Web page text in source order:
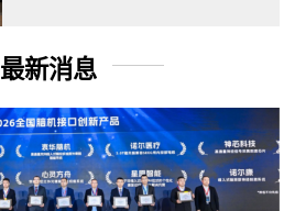
最新消息